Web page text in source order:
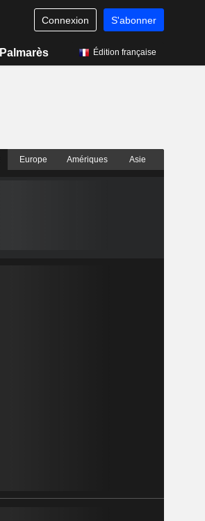
Connexion S'abonner
Palmarès Édition française
Europe Amériques Asie